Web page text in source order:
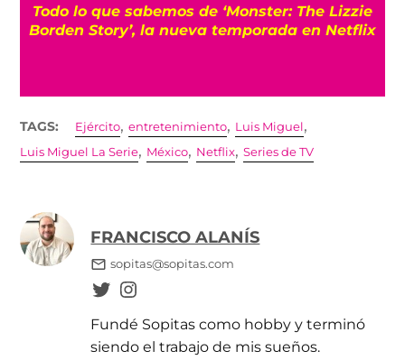
Todo lo que sabemos de ‘Monster: The Lizzie
Borden Story’, la nueva temporada en Netflix
TAGS: Ejército,entretenimiento, Luis Miguel,
Luis Miguel La Serie, México, Netflix,Series de TV
FRANCISCO ALANÍS
sopitas@sopitas.com
Fundé Sopitas como hobby y terminó
siendo el trabajo de mis sueños.